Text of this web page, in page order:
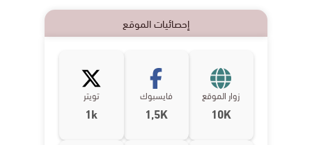
إحصائيات الموقع
زوار الموقع
10K
فايسبوك
1,5K
تويتر
1k